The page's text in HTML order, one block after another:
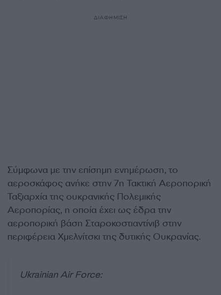
ΔΙΑΦΗΜΙΣΗ
Σύμφωνα με την επίσημη ενημέρωση, το
αεροσκάφος ανήκε στην 7η Τακτική Αεροπορική
Ταξιαρχία της ουκρανικής Πολεμικής
Αεροπορίας, η οποία έχει ως έδρα την
αεροπορική βάση Σταροκοστιαντίνιβ στην
περιφέρεια Χμελνίτσκι της δυτικής Ουκρανίας.
Ukrainian Air Force: